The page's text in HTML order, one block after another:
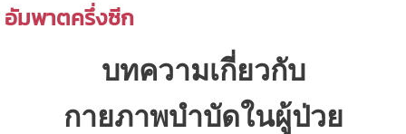
อัมพาตครึ่งซีก
บทความเกี่ยวกับ
กายภาพบำบัดในผู้ป่วย